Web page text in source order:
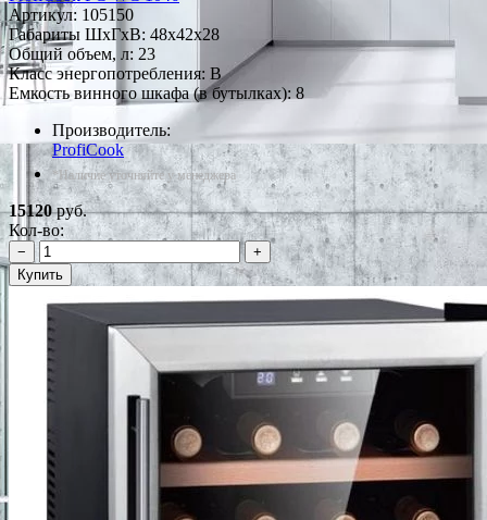
Артикул: 105150
Габариты ШxГxВ: 48x42x28
Общий объем, л: 23
Класс энергопотребления: B
Емкость винного шкафа (в бутылках): 8
Производитель:
ProfiCook
*Наличие уточняйте у менеджера
15120руб.
Кол-во:
−
+
Купить